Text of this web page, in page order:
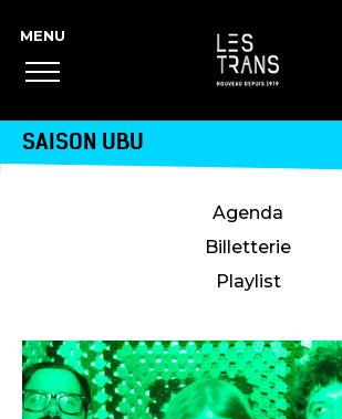
SAISON UBU
Agenda
Billetterie
Playlist